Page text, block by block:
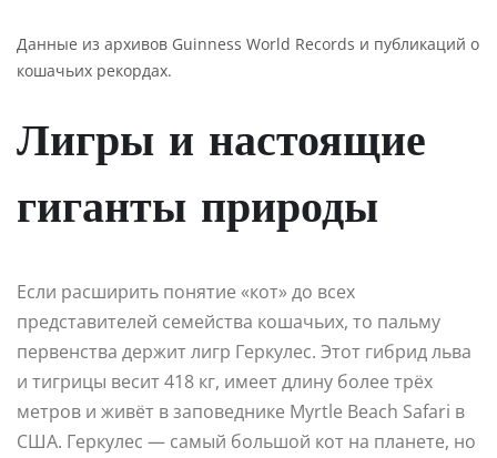
Данные из архивов Guinness World Records и публикаций о
кошачьих рекордах.
Лигры и настоящие
гиганты природы
Если расширить понятие «кот» до всех
представителей семейства кошачьих, то пальму
первенства держит лигр Геркулес. Этот гибрид льва
и тигрицы весит 418 кг, имеет длину более трёх
метров и живёт в заповеднике Myrtle Beach Safari в
США. Геркулес — самый большой кот на планете, но